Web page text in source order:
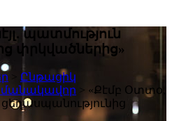
պատմություն
փրկվածներից»
Ընթացիկ
> «Քէմբ Օտտօ,
ցեղասպանությունից